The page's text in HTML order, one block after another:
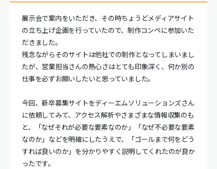
展示会で案内をいただき、その時ちょうどメディアサイト
の立ち上げ企画を行っていたので、制作コンペに参加いた
だきました。
残念ながらそのサイトは他社での制作となってしまいまし
たが、営業担当さんの熱心さはとても印象深く、何か別の
仕事を必ずお願いしたいと思っていました。
今回、新卒募集サイトをディーエムソリューションズさん
に依頼してみて、アクセス解析やさまざまな情報収集のも
と、「なぜそれが必要な要素なのか」「なぜ不必要な要素
なのか」などを明確にしたうえで、「ゴールまで何をどう
すれば良いのか」を分かりやすく説明してくれたのが良か
ったです。